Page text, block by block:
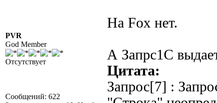
PVR
God Member
Отсутствует
Сообщений: 622
На Fox нет.
А Запрс1С
Цитата:
Запрос[7] :